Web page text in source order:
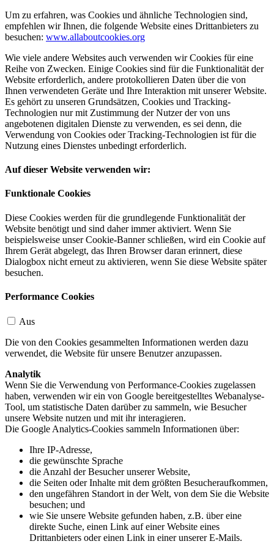
Um zu erfahren, was Cookies und ähnliche Technologien sind,
empfehlen wir Ihnen, die folgende Website eines Drittanbieters zu
besuchen: www.allaboutcookies.org
Wie viele andere Websites auch verwenden wir Cookies für eine
Reihe von Zwecken. Einige Cookies sind für die Funktionalität der
Website erforderlich, andere protokollieren Daten über die von
Ihnen verwendeten Geräte und Ihre Interaktion mit unserer Website.
Es gehört zu unseren Grundsätzen, Cookies und Tracking-
Technologien nur mit Zustimmung der Nutzer der von uns
angebotenen digitalen Dienste zu verwenden, es sei denn, die
Verwendung von Cookies oder Tracking-Technologien ist für die
Nutzung eines Dienstes unbedingt erforderlich.
Auf dieser Website verwenden wir:
Funktionale Cookies
Diese Cookies werden für die grundlegende Funktionalität der
Website benötigt und sind daher immer aktiviert. Wenn Sie
beispielsweise unser Cookie-Banner schließen, wird ein Cookie auf
Ihrem Gerät abgelegt, das Ihren Browser daran erinnert, diese
Dialogbox nicht erneut zu aktivieren, wenn Sie diese Website später
besuchen.
Performance Cookies
Aus
Die von den Cookies gesammelten Informationen werden dazu
verwendet, die Website für unsere Benutzer anzupassen.
Analytik
Wenn Sie die Verwendung von Performance-Cookies zugelassen
haben, verwenden wir ein von Google bereitgestelltes Webanalyse-
Tool, um statistische Daten darüber zu sammeln, wie Besucher
unsere Website nutzen und mit ihr interagieren.
Die Google Analytics-Cookies sammeln Informationen über:
Ihre IP-Adresse,
die gewünschte Sprache
die Anzahl der Besucher unserer Website,
die Seiten oder Inhalte mit dem größten Besucheraufkommen,
den ungefähren Standort in der Welt, von dem Sie die Website
besuchen; und
wie Sie unsere Website gefunden haben, z.B. über eine
direkte Suche, einen Link auf einer Website eines
Drittanbieters oder einen Link in einer unserer E-Mails.